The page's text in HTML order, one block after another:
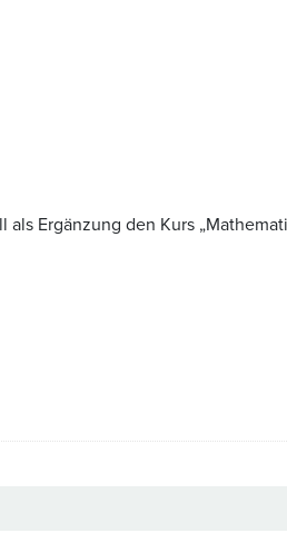
Ergänzung den Kurs